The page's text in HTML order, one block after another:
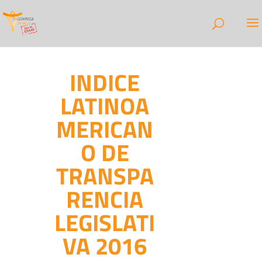
INDICE
LATINOA
MERICAN
O DE
TRANSPA
RENCIA
LEGISLATI
VA 2016